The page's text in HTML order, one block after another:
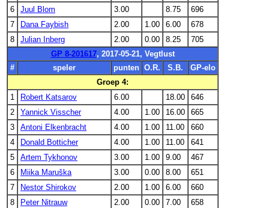
6
Juul Blom 3.00 8.75
696
7
Dana Faybish 2.00 1.00 6.00
678
8
Julian Inberg 2.00 0.00 8.25
705
GP 8-201617, 2017-05-21, Vegtlust
#
speler punten O.R. S.B.
GP-elo
Groep 4:
1
Robert Katsarov 6.00 18.00
646
2
Yannick Visscher 4.00 1.00 16.00
665
3
Antoni Elkenbracht 4.00 1.00 11.00
660
4
Donald Botticher 4.00 1.00 11.00
641
5
Artem Tykhonov 3.00 1.00 9.00
467
6
Miika Maruška 3.00 0.00 8.00
651
7
Nestor Shirokov 2.00 1.00 6.00
660
8
Peter Nitrauw 2.00 0.00 7.00
658